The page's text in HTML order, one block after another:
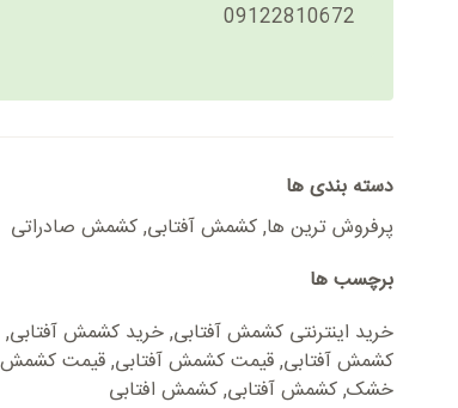
09122810672
دسته بندی ها
پرفروش ترین ها,کشمش آفتابی,کشمش صادراتی
برچسب ها
خرید اینترنتی کشمش آفتابی,خرید کشمش آفتابی,
کشمش آفتابی,قیمت کشمش آفتابی,قیمت کشمش
خشک,کشمش آفتابی,کشمش افتابی